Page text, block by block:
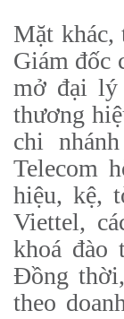
Mặt
Giám đốc
mở đại lý
thương
chi
Telecom
hiệu, kệ,
Viettel,
khoá đào
Đồng
theo